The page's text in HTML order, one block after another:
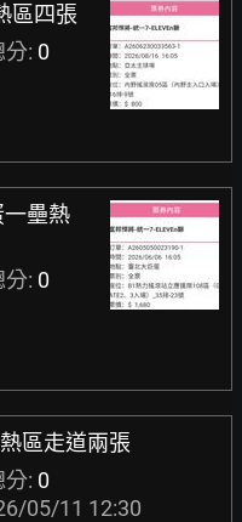
區四張
分: 0
一壘熱
分: 0
區走道兩張
分: 0
05/11 12:30